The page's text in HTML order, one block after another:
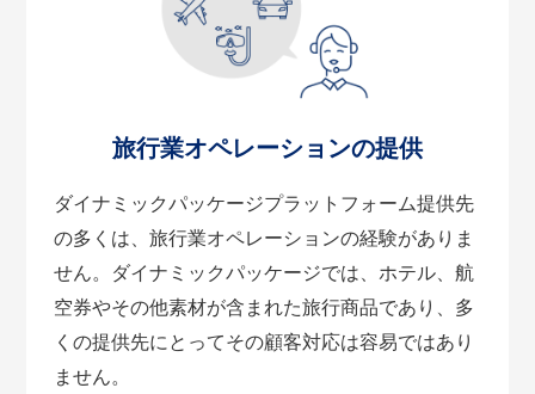
旅行業オペレーションの提供
ダイナミックパッケージプラットフォーム提供先
の多くは、旅行業オペレーションの経験がありま
せん。ダイナミックパッケージでは、ホテル、航
空券やその他素材が含まれた旅行商品であり、多
くの提供先にとってその顧客対応は容易ではあり
ません。